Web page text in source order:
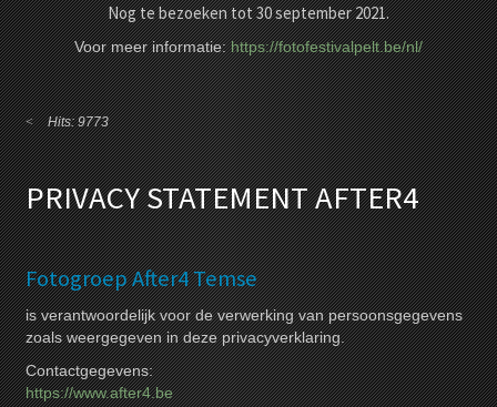
Nog te bezoeken tot 30 september 2021.
Voor meer informatie:https://fotofestivalpelt.be/nl/
Hits: 9773
PRIVACY STATEMENT AFTER4
Fotogroep After4 Temse
is verantwoordelijk voor de verwerking van persoonsgegevens
zoals weergegeven in deze privacyverklaring.
Contactgegevens:
https://www.after4.be